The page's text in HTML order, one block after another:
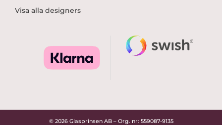
Visa alla designers
© 2026 Glasprinsen AB – Org. nr: 559087-9135